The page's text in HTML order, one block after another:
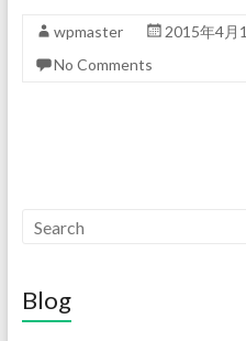
wpmaster 2015年4月
No Comments
Blog